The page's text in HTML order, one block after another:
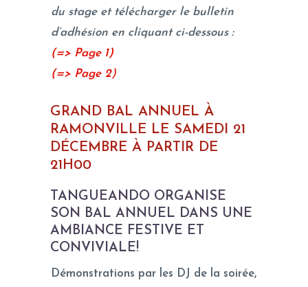
du stage et télécharger le bulletin
d’adhésion en cliquant ci-dessous :
(=> Page 1)
(=> Page 2)
GRAND BAL ANNUEL À
RAMONVILLE LE SAMEDI 21
DÉCEMBRE À PARTIR DE
21H00
TANGUEANDO ORGANISE
SON BAL ANNUEL DANS UNE
AMBIANCE FESTIVE ET
CONVIVIALE!
Démonstrations par les DJ de la soirée,